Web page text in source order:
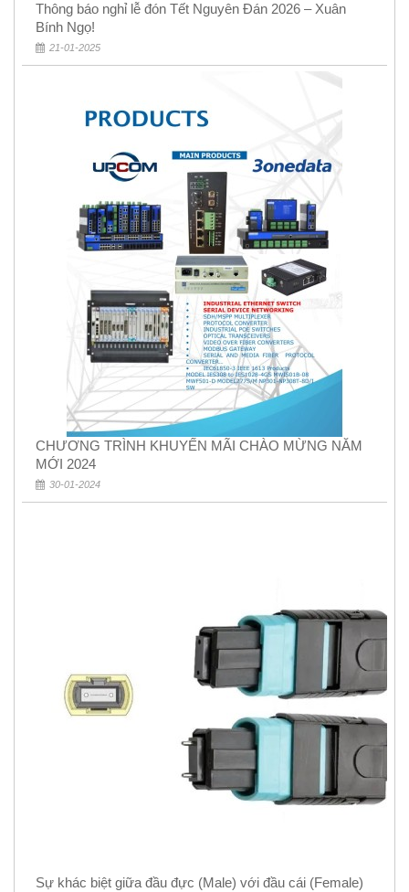
Thông báo nghỉ lễ đón Tết Nguyên Đán 2026 – Xuân
Bính Ngọ!
21-01-2025
CHƯƠNG TRÌNH KHUYẾN MÃI CHÀO MỪNG NĂM
MỚI 2024
30-01-2024
Sự khác biệt giữa đầu đực (Male) với đầu cái (Female)